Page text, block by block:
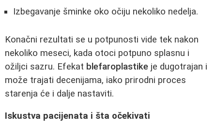
Izbegavanje šminke oko očiju nekoliko nedelja.
Konačni rezultati se u potpunosti vide tek nakon
nekoliko meseci, kada otoci potpuno splasnu i
ožiljci sazru. Efekat blefaroplastike je dugotrajan i
može trajati decenijama, iako prirodni proces
starenja će i dalje nastaviti.
Iskustva pacijenata i šta očekivati